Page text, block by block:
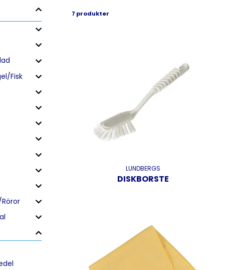
Fisk
7 produkter
LUNDBERGS
DISKBORSTE